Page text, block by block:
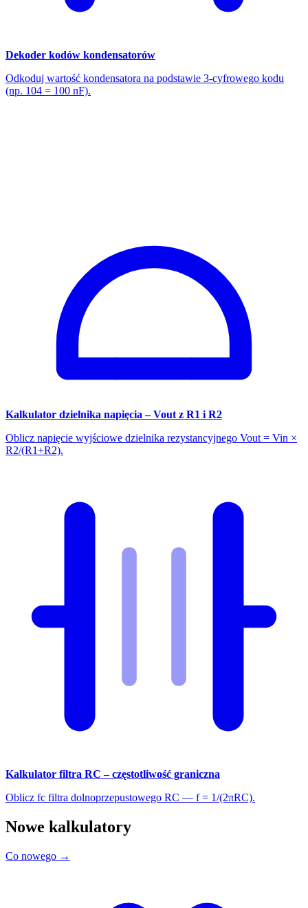
Dekoder kodów kondensatorów
Odkoduj wartość kondensatora na podstawie 3-cyfrowego kodu
(np. 104 = 100 nF).
Kalkulator dzielnika napięcia – Vout z R1 i R2
Oblicz napięcie wyjściowe dzielnika rezystancyjnego Vout = Vin ×
R2/(R1+R2).
Kalkulator filtra RC – częstotliwość graniczna
Oblicz fc filtra dolnoprzepustowego RC — f = 1/(2πRC).
Nowe kalkulatory
Co nowego →